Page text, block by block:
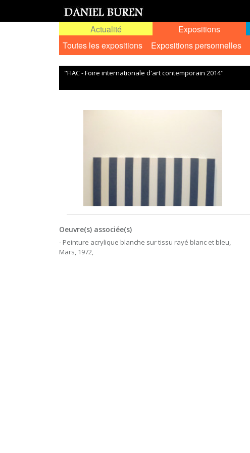
Actualité
Expositions
Toutes les expositions
Expositions personnelles
"FIAC - Foire internationale d'art contemporain 2014"
Oeuvre(s) associée(s)
- Peinture acrylique blanche sur tissu rayé blanc et bleu,
Mars, 1972,